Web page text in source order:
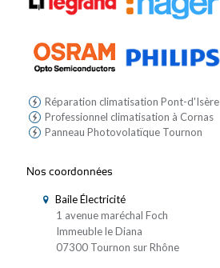
Réparation climatisation Pont-d'Isère
Professionnel climatisation à Cornas
Panneau Photovolatïque Tournon
Nos coordonnées
Baile Électricité
1 avenue maréchal Foch
Immeuble le Diana
07300 Tournon sur Rhône